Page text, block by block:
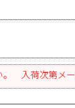
入荷次第メー